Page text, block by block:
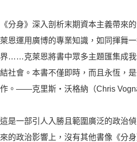
《分身》深入剖析末期資本主義帶來
萊恩運用廣博的專業知識，如同揮舞
界……克萊恩將書中眾多主題匯集成我
結社會。本書不僅即時，而且永恆，
作。——克里斯・沃格納（Chris
這是一部引人入勝且範圍廣泛的政治
來的政治影響上，沒有其他書像《分